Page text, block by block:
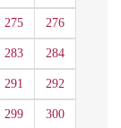
275 276
283 284
291 292
299 300